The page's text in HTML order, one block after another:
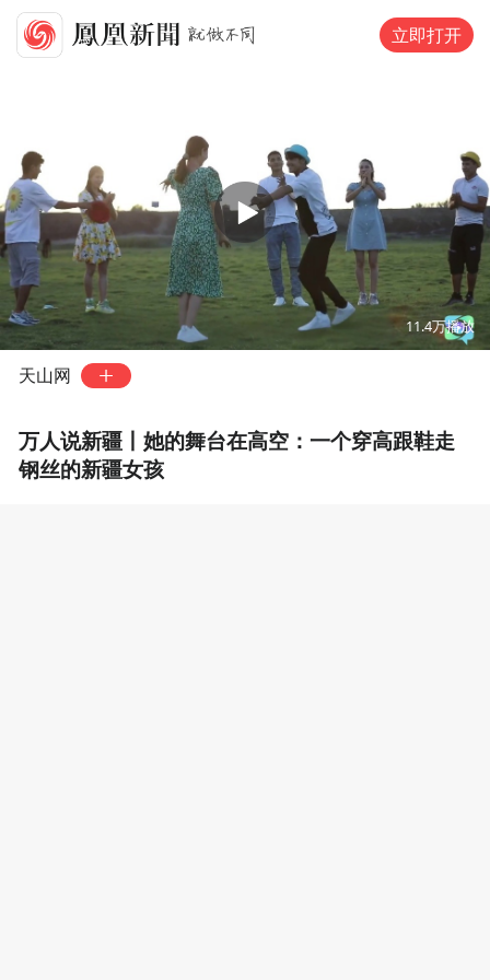
立即打开
00:00 04:04
11.4万播放
天山网
万人说新疆丨她的舞台在高空：一个穿高跟鞋走
钢丝的新疆女孩